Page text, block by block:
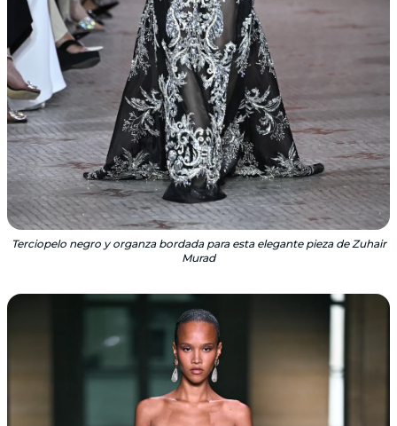
Terciopelo negro y organza bordada para esta elegante pieza de Zuhair
Murad